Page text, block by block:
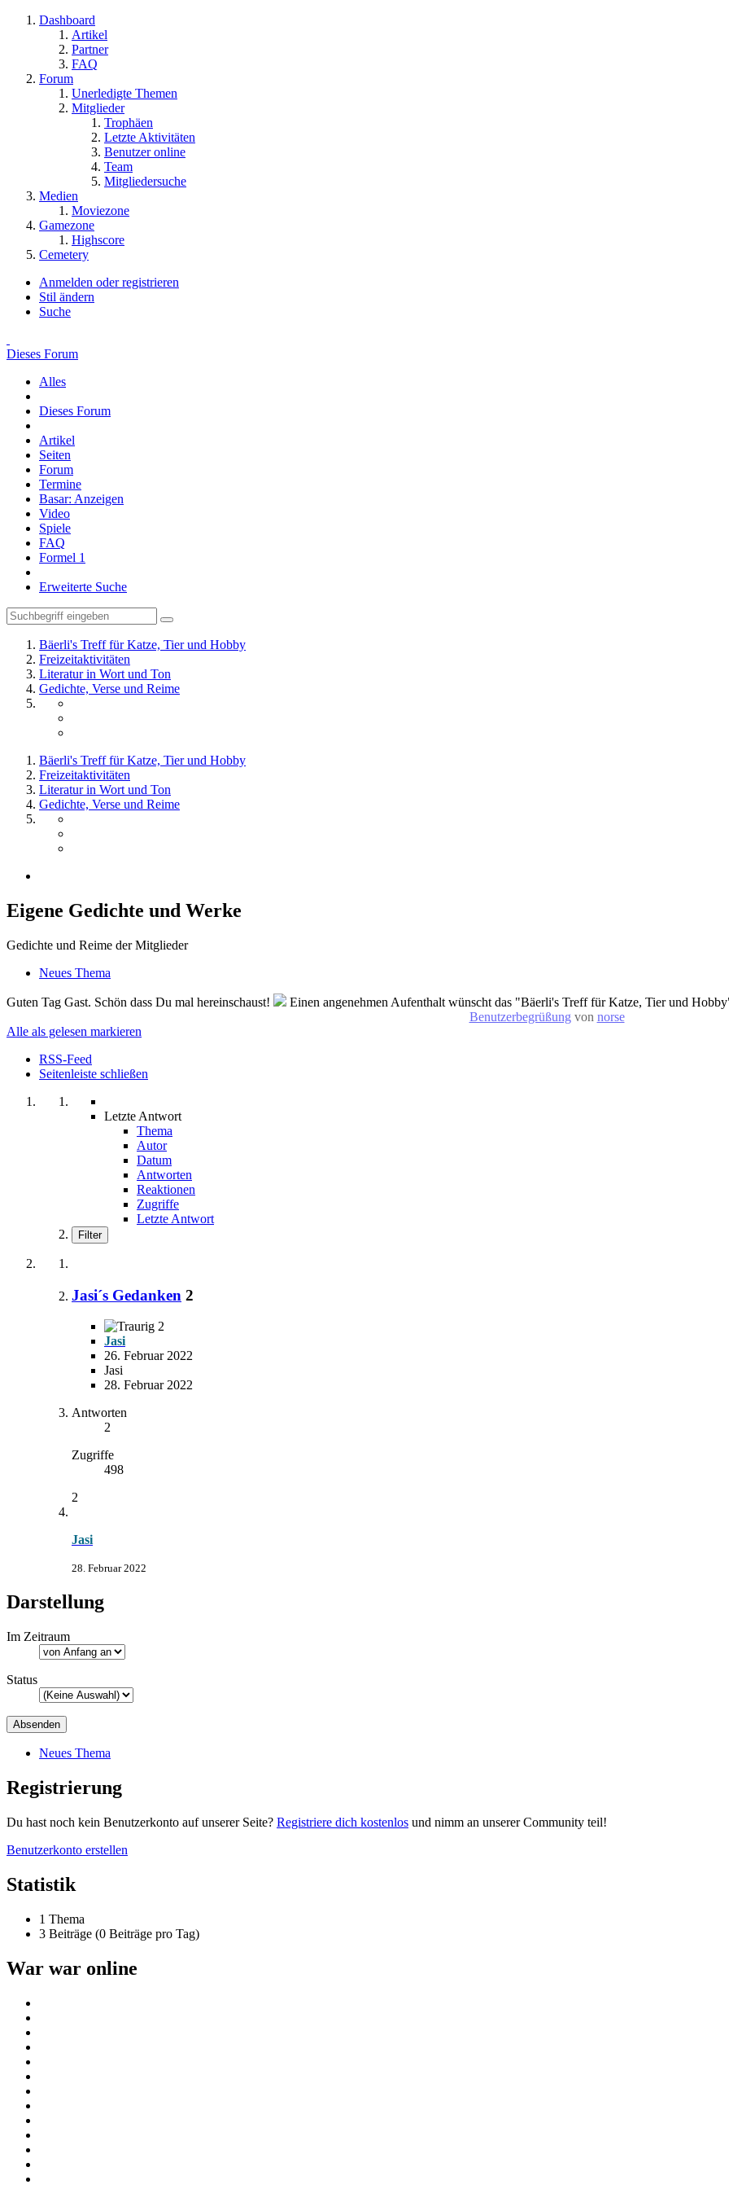
Dashboard
Artikel
Partner
FAQ
Forum
Unerledigte Themen
Mitglieder
Trophäen
Letzte Aktivitäten
Benutzer online
Team
Mitgliedersuche
Medien
Moviezone
Gamezone
Highscore
Cemetery
Anmelden oder registrieren
Stil ändern
Suche
Dieses Forum
Alles
Dieses Forum
Artikel
Seiten
Forum
Termine
Basar: Anzeigen
Video
Spiele
FAQ
Formel 1
Erweiterte Suche
Bäerli's Treff für Katze, Tier und Hobby
Freizeitaktivitäten
Literatur in Wort und Ton
Gedichte, Verse und Reime
Bäerli's Treff für Katze, Tier und Hobby
Freizeitaktivitäten
Literatur in Wort und Ton
Gedichte, Verse und Reime
Eigene Gedichte und Werke
Gedichte und Reime der Mitglieder
Neues Thema
Guten Tag Gast. Schön dass Du mal hereinschaust!
Einen angenehmen Aufenthalt wünscht das "Bäerli's Treff für Katze, Tier und
Benutzerbegrüßung von norse
Alle als gelesen markieren
RSS-Feed
Seitenleiste schließen
Letzte Antwort
Thema
Autor
Datum
Antworten
Reaktionen
Zugriffe
Letzte Antwort
Filter
Jasi´s Gedanken 2
2
Jasi
26. Februar 2022
Jasi
28. Februar 2022
Antworten
2
Zugriffe
498
2
Jasi
28. Februar 2022
Darstellung
Im Zeitraum
Status
Neues Thema
Registrierung
Du hast noch kein Benutzerkonto auf unserer Seite? Registriere dich kostenlos und nimm an unserer Community teil!
Benutzerkonto erstellen
Statistik
1 Thema
3 Beiträge (0 Beiträge pro Tag)
War war online